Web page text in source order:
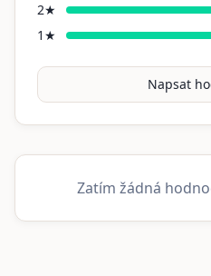
2★
1 ★
Napsat
Zatím žádná